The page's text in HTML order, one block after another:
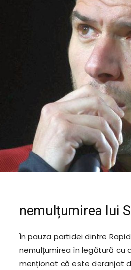
nemulțumirea lui
În pauza partidei dintre
nemulțumirea în legătură cu
menționat că este deranjat